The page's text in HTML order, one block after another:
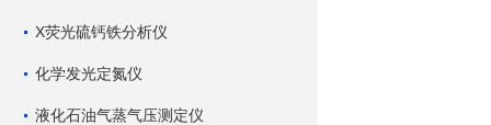
X荧光硫钙铁分析仪
化学发光定氮仪
液化石油气蒸气压测定仪